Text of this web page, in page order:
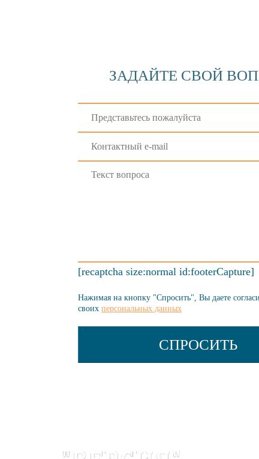
ЗАДАЙТЕ СВОЙ
[recaptcha size:normal id:footerCapture]
Нажимая на кнопку "Спросить", Вы даете
своих персональных данных